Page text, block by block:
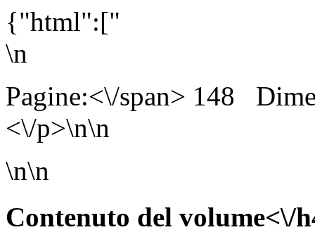
{"html":["
\n
Pagine:<\/span> 148
<\/p>\n\n
\n\n
Contenuto del volume<\/